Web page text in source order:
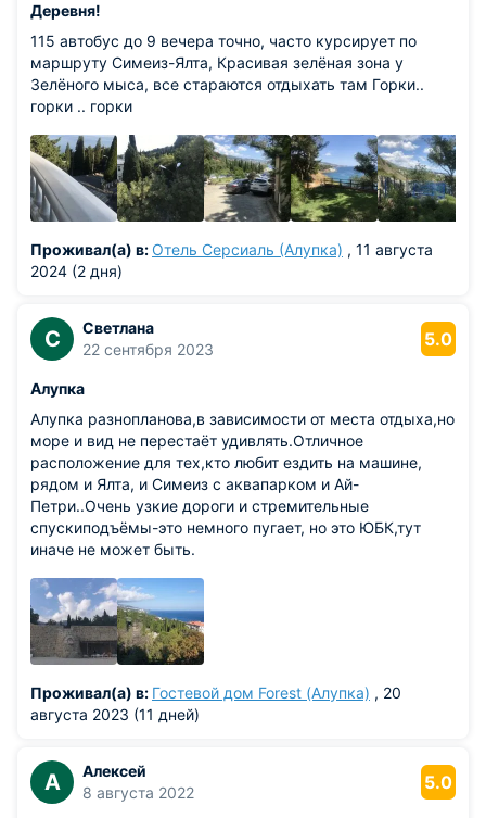
Деревня!
115 автобус до 9 вечера точно, часто курсирует по
маршруту Симеиз-Ялта, Красивая зелёная зона у
Зелёного мыса, все стараются отдыхать там Горки..
горки .. горки
Проживал(а) в: Отель Серсиаль (Алупка) , 11 августа
2024 (2 дня)
С
Светлана
22 сентября 2023
5.0
Алупка
Алупка разнопланова,в зависимости от места отдыха,но
море и вид не перестаёт удивлять.Отличное
расположение для тех,кто любит ездить на машине,
рядом и Ялта, и Симеиз с аквапарком и Ай-
Петри..Очень узкие дороги и стремительные
спускиподъёмы-это немного пугает, но это ЮБК,тут
иначе не может быть.
Проживал(а) в: Гостевой дом Forest (Алупка) , 20
августа 2023 (11 дней)
А
Алексей
8 августа 2022
5.0